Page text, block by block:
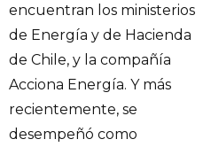
encuentran los ministerios
de Energía y de Hacienda
de Chile, y la compañía
Acciona Energía. Y más
recientemente, se
desempeñó como